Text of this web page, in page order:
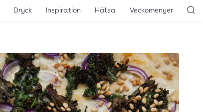
Dryck Inspiration Hälsa Veckomenyer